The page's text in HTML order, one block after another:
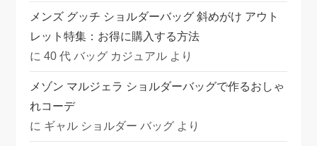
メンズ グッチ ショルダーバッグ 斜めがけ アウト
レット特集：お得に購入する方法
に40 代 バッグ カジュアル より
メゾン マルジェラ ショルダーバッグで作るおしゃ
れコーデ
に ギャル ショルダー バッグ より